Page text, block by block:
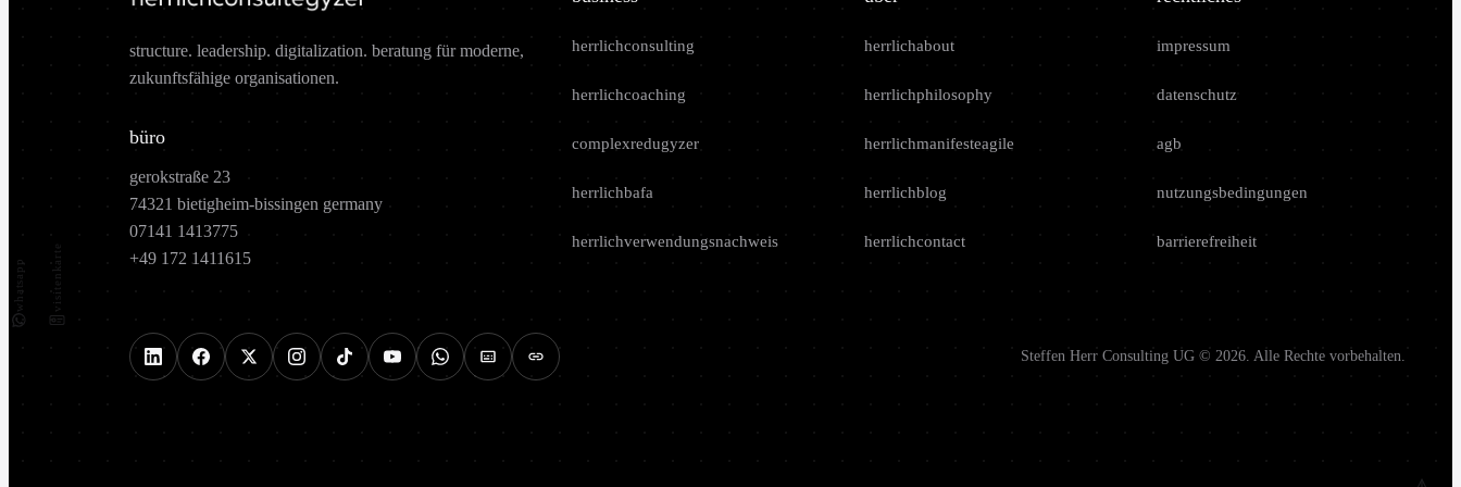
structure. leadership. digitalization. beratung für moderne,
zukunftsfähige organisationen.
büro
gerokstraße 23
74321 bietigheim-bissingen germany
07141 1413775
+49 172 1411615
herrlichconsulting
herrlichcoaching
complexredugyzer
herrlichbafa
herrlichverwendungsnachweis
herrlichabout
herrlichphilosophy
herrlichmanifesteagile
herrlichblog
herrlichcontact
impressum
datenschutz
agb
nutzungsbedingungen
barrierefreiheit
Steffen Herr Consulting UG © 2026. Alle Rechte vorbehalten.
whatsapp visitenkarte